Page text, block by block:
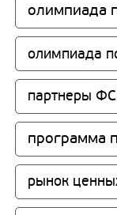
олимпиада
олимпиада
партнеры
программа
рынок